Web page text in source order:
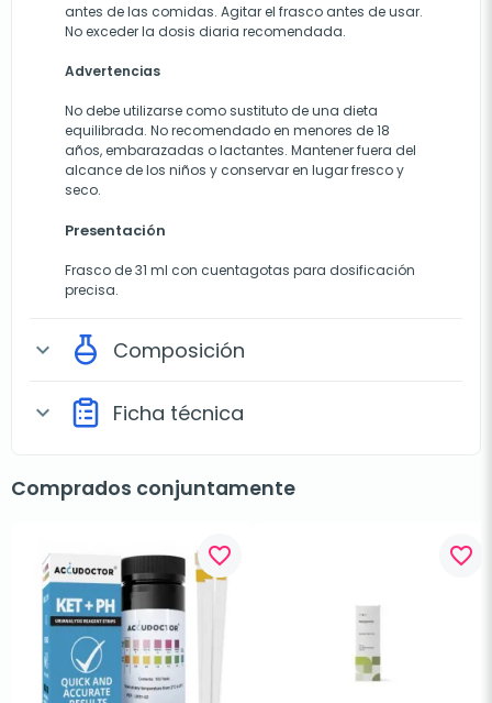
antes de las comidas. Agitar el frasco antes de usar.
No exceder la dosis diaria recomendada.
Advertencias
No debe utilizarse como sustituto de una dieta
equilibrada. No recomendado en menores de 18
años, embarazadas o lactantes. Mantener fuera del
alcance de los niños y conservar en lugar fresco y
seco.
Presentación
Frasco de 31 ml con cuentagotas para dosificación
precisa.
expand_more Composición
expand_more Ficha técnica
Comprados conjuntamente
favorite_border favorite_border